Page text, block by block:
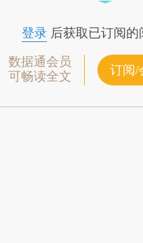
登录后获取已订阅的
数据通会员
可畅读全文
订阅/